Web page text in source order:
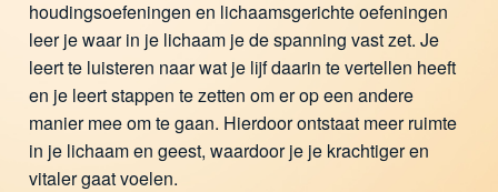
houdingsoefeningen en lichaamsgerichte oefeningen
leer je waar in je lichaam je de spanning vast zet. Je
leert te luisteren naar wat je lijf daarin te vertellen heeft
en je leert stappen te zetten om er op een andere
manier mee om te gaan. Hierdoor ontstaat meer ruimte
in je lichaam en geest, waardoor je je krachtiger en
vitaler gaat voelen.